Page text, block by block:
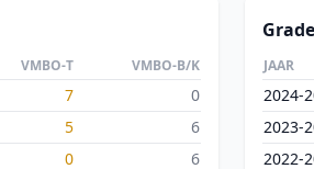
VMBO-T VMBO-B/K
7
0
5
6
0
6
JAAR
2024-
2023-
2022-